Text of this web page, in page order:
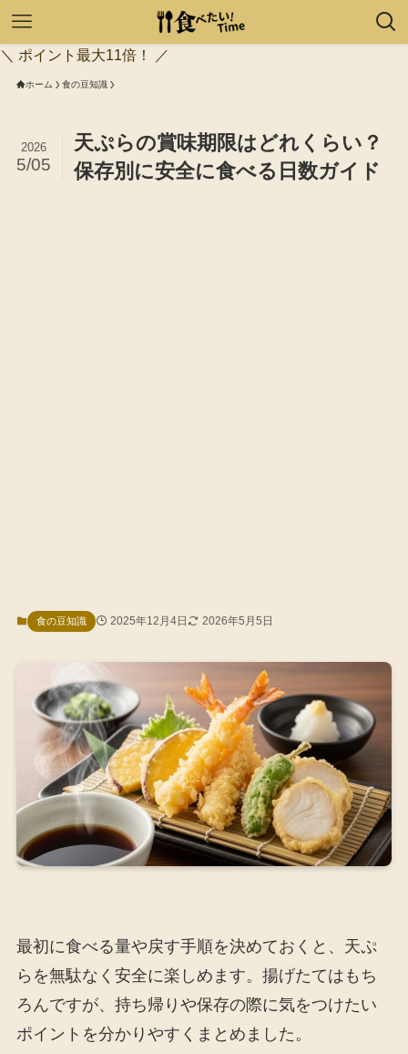
＼ ポイント最大11倍！ ／
ホーム 食の豆知識
天ぷらの賞味期限はどれくらい？
保存別に安全に食べる日数ガイド
2026
5/05
食の豆知識 2025年12月4日 2026年5月5日
最初に食べる量や戻す手順を決めておくと、天ぷ
らを無駄なく安全に楽しめます。揚げたてはもち
ろんですが、持ち帰りや保存の際に気をつけたい
ポイントを分かりやすくまとめました。